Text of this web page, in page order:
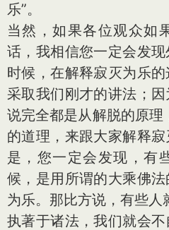
乐”。
当然，如果各位观众如
话，我相信您一定会发
时候，在解释寂灭为乐
采取我们刚才的讲法；
说完全都是从解脱的原
的道理，来跟大家解释
是，您一定会发现，有
候，是用所谓的大乘佛
为乐。那比方说，有些人
执著于诸法，我们就会不